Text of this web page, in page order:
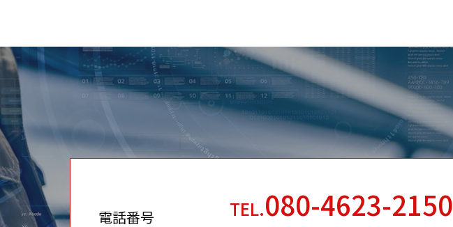
電話番号 TEL.080-4623-2150